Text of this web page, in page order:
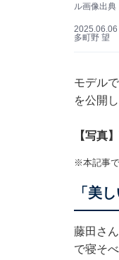
ル画像出典
2025.06.06
多町野 望
モデル
を公開
【写真
※本記事
「美
藤田さ
で寝そ